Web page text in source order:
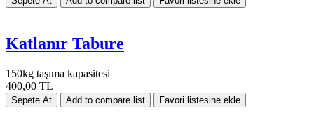
Katlanır Tabure
150kg taşıma kapasitesi
400,00 TL